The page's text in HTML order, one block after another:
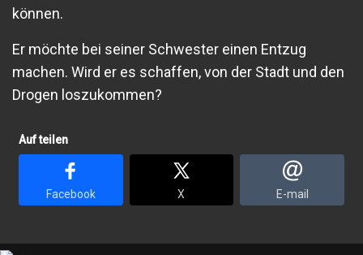
können.
Er möchte bei seiner Schwester einen Entzug
machen. Wird er es schaffen, von der Stadt und den
Drogen loszukommen?
Auf teilen
Facebook X E-mail